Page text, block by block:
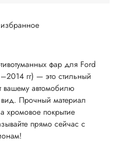
фар для Ford
гг) — это стильный
вашему автомобилю
Прочный материал
а хромовое покрытие
прямо сейчас с